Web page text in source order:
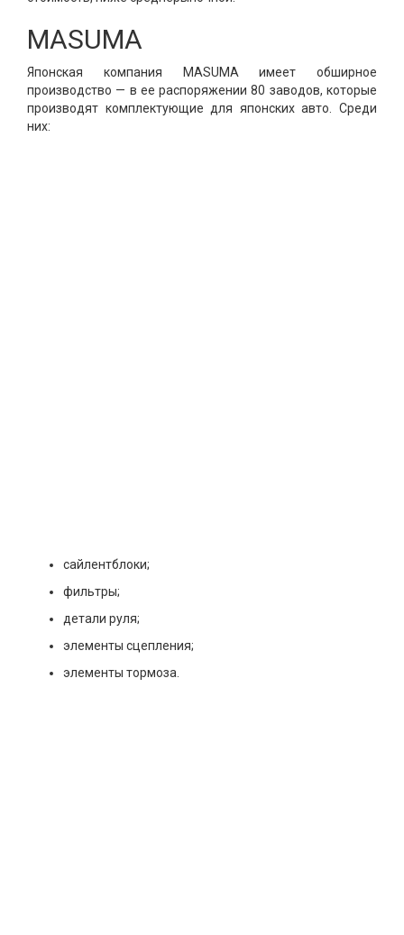
MASUMA
Японская компания MASUMA имеет обширное
производство — в ее распоряжении 80 заводов, которые
производят комплектующие для японских авто. Среди
них:
сайлентблоки;
фильтры;
детали руля;
элементы сцепления;
элементы тормоза.